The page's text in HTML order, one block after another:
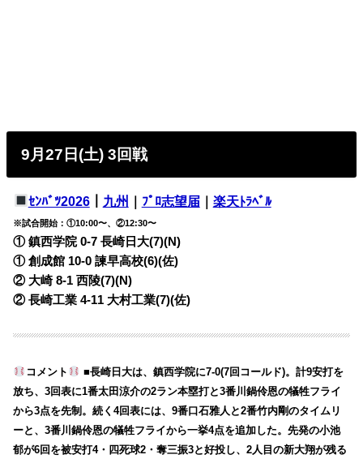
9月27日(土) 3回戦
ｾﾝﾊﾞﾂ2026｜ 九州 ﾌﾟﾛ志望届｜ 楽天ﾄﾗﾍﾞﾙ
※試合開始：①10:00〜、②12:30〜
① 鎮西学院 0-7長崎日大(7)(N)
① 創成館 10-0諫早高校(6)(佐)
② 大崎 8-1西陵(7)(N)
② 長崎工業 4-11 大村工業(7)(佐)
コメント
■長崎日大は、鎮西学院に7-0(7回コールド)。計9安打を
放ち、3回表に1番太田涼介の2ラン本塁打と3番川鍋伶恩の犠牲フライ
から3点を先制。続く4回表には、9番口石雅人と2番竹内剛のタイムリ
ーと、3番川鍋伶恩の犠牲フライから一挙4点を追加した。先発の小池
郁が6回を被安打4・四死球2・奪三振3と好投し、2人目の新大翔が残る